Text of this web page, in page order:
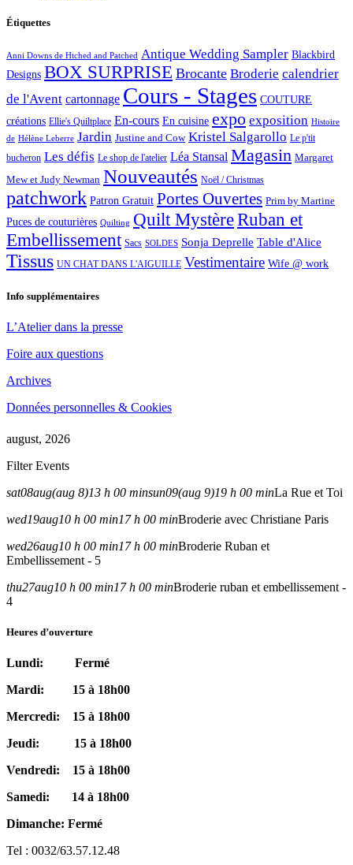
Étiquettes
Anni Downs de Htched and Patched Antique Wedding Sampler Blackbird
Designs BOX SURPRISE Brocante Broderie calendrier
de l'Avent cartonnage Cours - Stages COUTURE
créations Ellie's Quiltplace En-cours En cuisine expo exposition Histoire
de Hélène Leberre Jardin Justine and Cow Kristel Salgarollo Le p'tit
bucheron Les défis Le shop de l'atelier Léa Stansal Magasin Margaret
Mew et Judy Newman Nouveautés Noël / Christmas
patchwork Patron Gratuit Portes Ouvertes Prim by Martine
Puces de couturières Quilting Quilt MystèreRuban et
Embellissement Sacs SOLDES Sonja Deprelle Table d'Alice
Tissus UN CHAT DANS L'AIGUILLE Vestimentaire Wife @ work
Info supplémentaires
L’Atelier dans la presse
Foire aux questions
Archives
Données personnelles & Cookies
august, 2026
Filter Events
sat08aug(aug 8)13 h 00 minsun09(aug 9)19 h 00 minLa Rue et Toi
wed19aug10 h 00 min17 h 00 minBroderie avec Christiane Paris
wed26aug10 h 00 min17 h 00 minBroderie Ruban et
Embellissement - 5
thu27aug10 h 00 min17 h 00 minBroderie ruban et embellissement -
4
Heures d’ouverture
Lundi: Fermé
Mardi: 15 à 18h00
Mercredi: 15 à 18h00
Jeudi: 15 à 18h00
Vendredi: 15 à 18h00
Samedi: 14 à 18h00
Dimanche: Fermé
Tel : 0032/63.57.12.48